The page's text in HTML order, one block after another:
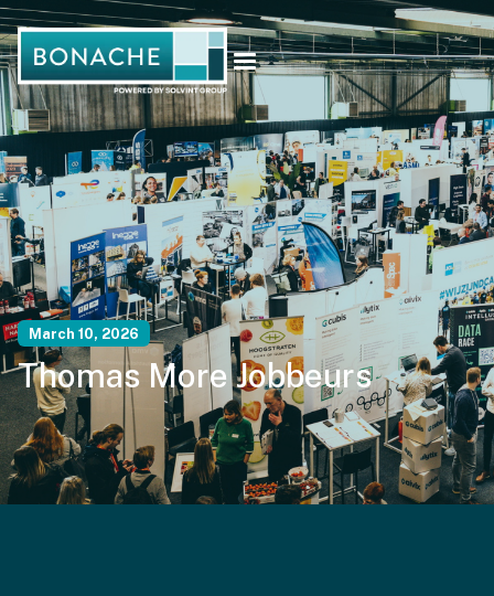
March 10, 2026
Thomas More Jobbeurs